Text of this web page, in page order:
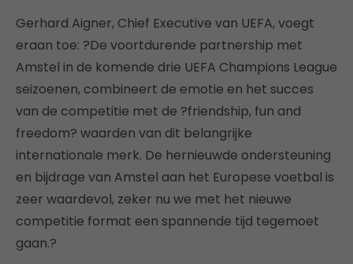
Gerhard Aigner, Chief Executive van UEFA, voegt
eraan toe: ?De voortdurende partnership met
Amstel in de komende drie UEFA Champions League
seizoenen, combineert de emotie en het succes
van de competitie met de ?friendship, fun and
freedom? waarden van dit belangrijke
internationale merk. De hernieuwde ondersteuning
en bijdrage van Amstel aan het Europese voetbal is
zeer waardevol, zeker nu we met het nieuwe
competitie format een spannende tijd tegemoet
gaan.?